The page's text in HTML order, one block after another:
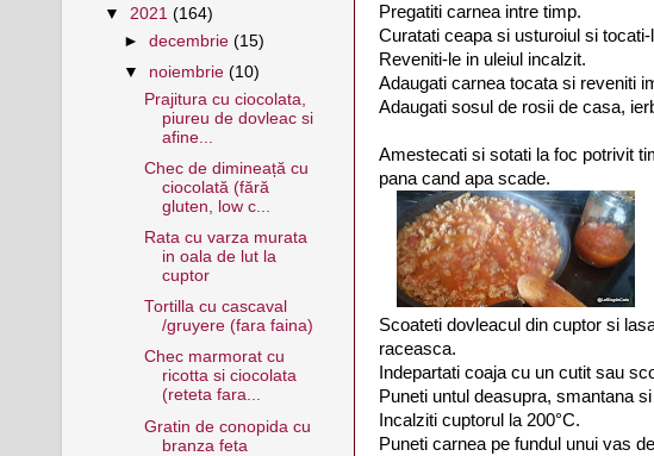
Pregatiti carnea intre timp.
Curatati ceapa si usturoiul si tocati-
Reveniti-le in uleiul incalzit.
Adaugati carnea tocata si reveniti
Adaugati sosul de rosii de casa,
Amestecati si sotati la foc potrivit
pana cand apa scade.
Scoateti dovleacul din cuptor si
raceasca.
Indepartati coaja cu un cutit sau
Puneti untul deasupra, smantana
Incalziti cuptorul la 200°C.
Puneti carnea pe fundul unui vas
▼ 2021 (164)
►decembrie(15)
▼ noiembrie(10)
Prajitura cu ciocolata,
piureu de dovleac si
afine...
Chec de dimineață cu
ciocolată (fără
gluten, low c...
Rata cu varza murata
in oala de lut la
cuptor
Tortilla cu cascaval
/gruyere (fara faina)
Chec marmorat cu
ricotta si ciocolata
(reteta fara...
Gratin de conopida cu
branza feta